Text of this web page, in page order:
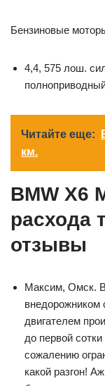
Бензиновые
4,4, 575 лош.
Читайте еще:
км.
BMW X6
расхода
отзывы
Максим, Омск.
внедорожником
двигателем
до первой
сожалению
какой разгон!